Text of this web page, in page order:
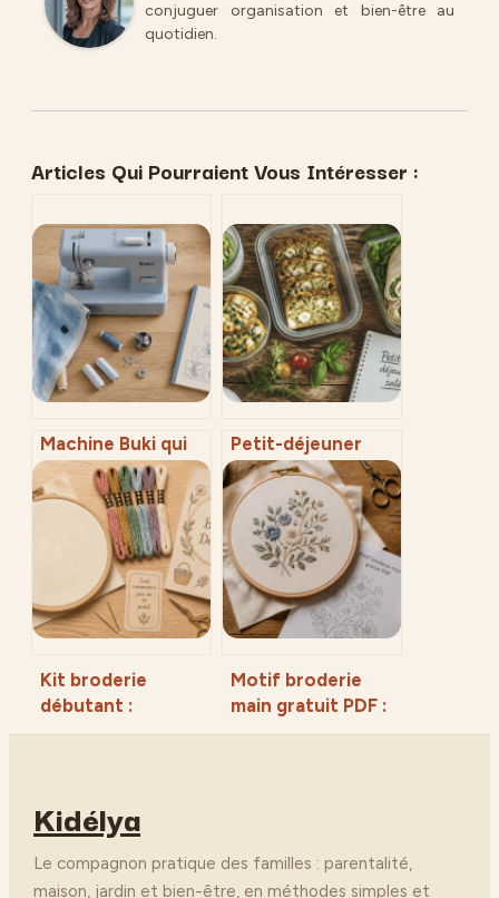
conjuguer organisation et bien-être au
quotidien.
Articles Qui Pourraient Vous Intéresser :
Machine Buki qui
ne coud plus : 5
vérifications pour
réparer votre
Petit-déjeuner
salé à préparer la
veille : 5 recettes
pour gagner du
temps et stabiliser
votre énergie
Kit broderie
débutant :
comment choisir
broderie sans
matériel superflu
Motif broderie
main gratuit PDF :
3 méthodes
Kidélya
Le compagnon pratique des familles : parentalité,
maison, jardin et bien-être, en méthodes simples et